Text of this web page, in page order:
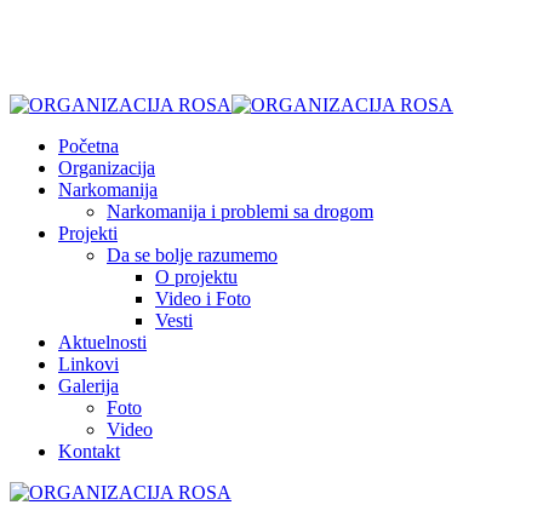
Početna
Organizacija
Narkomanija
Narkomanija i problemi sa drogom
Projekti
Da se bolje razumemo
O projektu
Video i Foto
Vesti
Aktuelnosti
Linkovi
Galerija
Foto
Video
Kontakt